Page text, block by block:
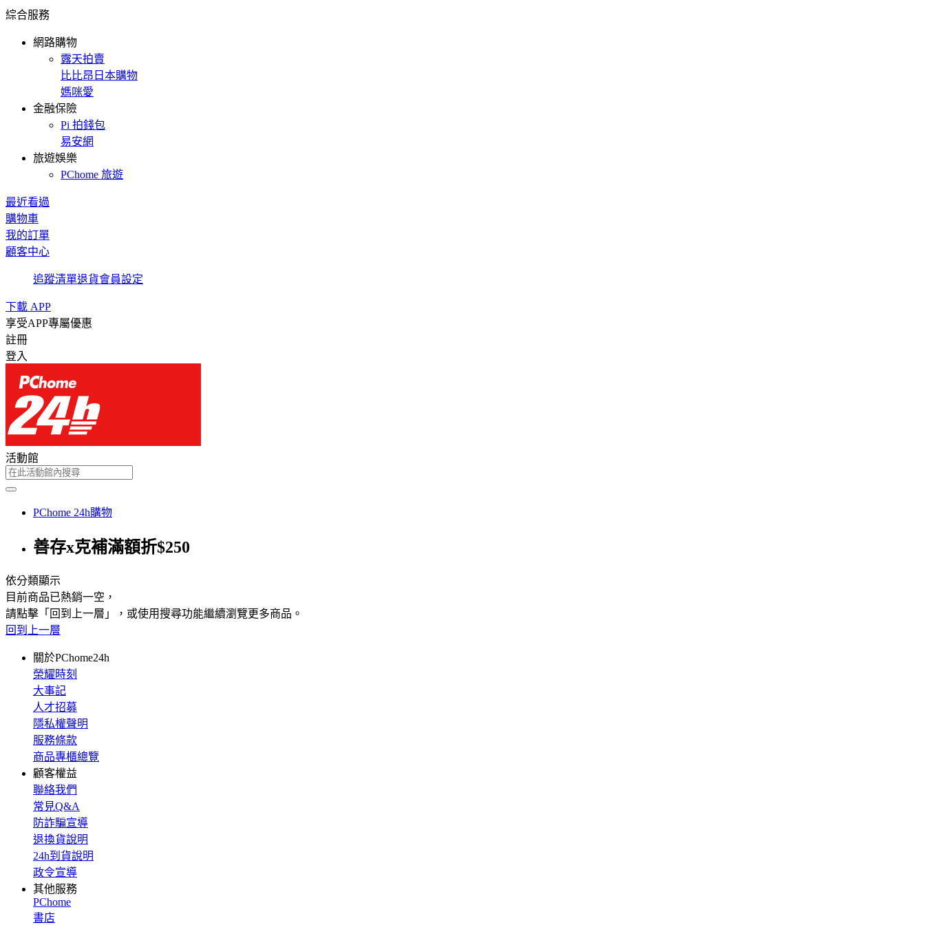
綜合服務
網路購物
露天拍賣
比比昂日本購物
媽咪愛
金融保險
Pi 拍錢包
易安網
旅遊娛樂
PChome 旅遊
最近看過
購物車
我的訂單
顧客中心
追蹤清單退貨會員設定
下載 APP
享受APP專屬優惠
註冊
登入
活動館
PChome 24h購物
善存x克補滿額折$250
依分類顯示
目前商品已熱銷一空，
請點擊「回到上一層」，或使用搜尋功能繼續瀏覽更多商品。
回到上一層
關於PChome24h
榮耀時刻
大事記
人才招募
隱私權聲明
服務條款
商品專櫃總覽
顧客權益
聯絡我們
常見Q&A
防詐騙宣導
退換貨說明
24h到貨說明
政令宣導
其他服務
PChome
書店